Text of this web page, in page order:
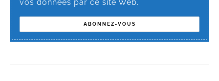
vos données par ce site Web.